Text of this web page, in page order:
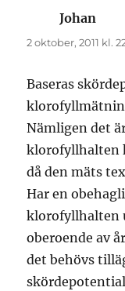
Johan
2 oktober, 2011 kl.
Baseras
Nämligen det
klorofyllhalten
då den mäts
Har en
klorofyllhalten
oberoende av
det behövs